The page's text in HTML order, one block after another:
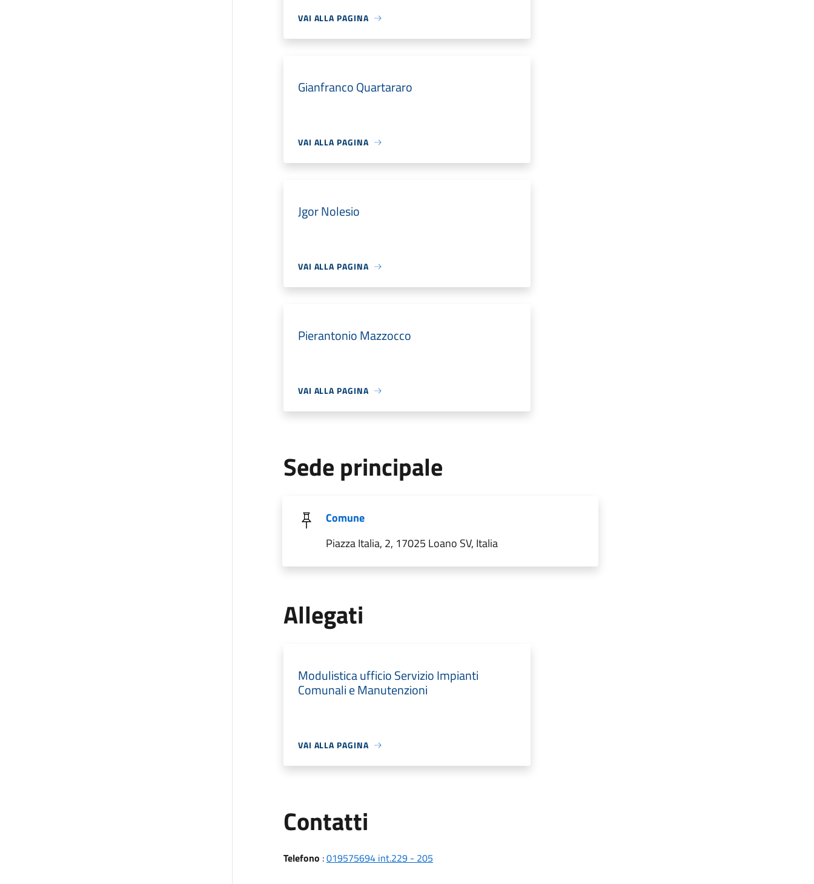
VAI ALLA PAGINA
Gianfranco Quartararo
VAI ALLA PAGINA
Jgor Nolesio
VAI ALLA PAGINA
Pierantonio Mazzocco
VAI ALLA PAGINA
Sede principale
Comune
Piazza Italia, 2, 17025 Loano SV, Italia
Allegati
Modulistica ufficio Servizio Impianti
Comunali e Manutenzioni
VAI ALLA PAGINA
Contatti
Telefono :019575694 int.229 - 205